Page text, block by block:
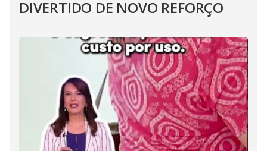
DIVERTIDO DE NOVO REFORÇO